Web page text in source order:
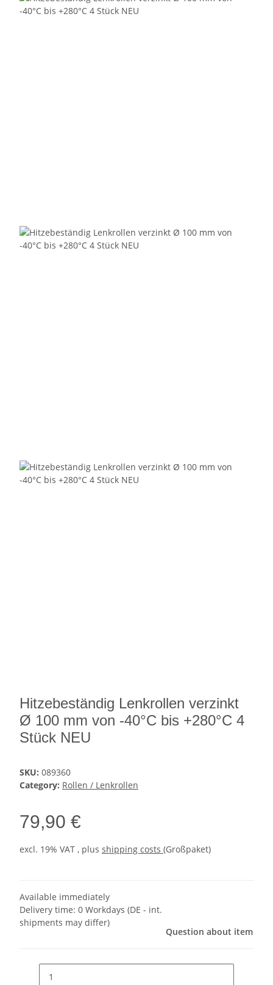
Hitzebeständig Lenkrollen verzinkt
Ø 100 mm von -40°C bis +280°C 4
Stück NEU
SKU: 089360
Category: Rollen / Lenkrollen
79,90 €
excl. 19% VAT , plus shipping costs (Großpaket)
Available immediately
Delivery time: 0 Workdays (DE - int.
shipments may differ)
Question about item